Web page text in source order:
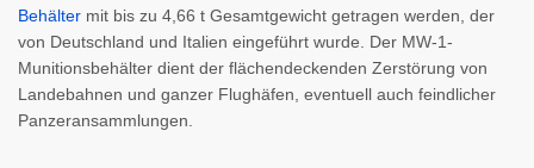
Behälter mit bis zu 4,66 t Gesamtgewicht getragen werden, der
von Deutschland und Italien eingeführt wurde. Der MW-1-
Munitionsbehälter dient der flächendeckenden Zerstörung von
Landebahnen und ganzer Flughäfen, eventuell auch feindlicher
Panzeransammlungen.